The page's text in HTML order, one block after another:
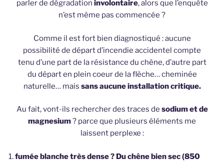
parler de dégradation involontaire, alors que l’enquête
n’est même pas commencée ?
Comme il est fort bien diagnostiqué : aucune
possibilité de départ d’incendie accidentel compte
tenu d’une part de la résistance du chêne, d’autre part
du départ en plein coeur de la flèche… cheminée
naturelle… mais sans aucune installation critique.
Au fait, vont-ils rechercher des traces de sodium et de
magnesium? parce que plusieurs éléments me
laissent perplexe :
fumée blanche très dense ? Du chêne bien sec (850